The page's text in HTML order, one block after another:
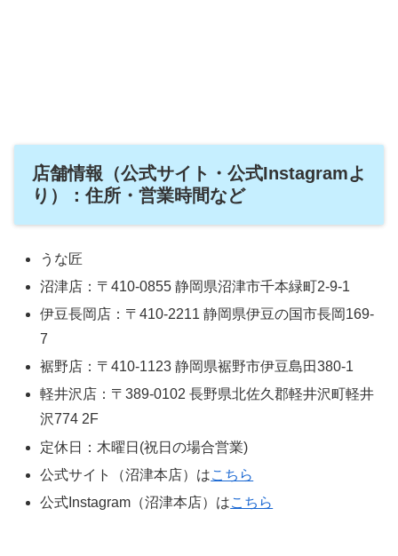
店舗情報（公式サイト・公式Instagramよ
り）：住所・営業時間など
うな匠
沼津店：〒410-0855 静岡県沼津市千本緑町2-9-1
伊豆長岡店：〒410-2211 静岡県伊豆の国市長岡169-
7
裾野店：〒410-1123 静岡県裾野市伊豆島田380-1
軽井沢店：〒389-0102 長野県北佐久郡軽井沢町軽井
沢774 2F
定休日：木曜日(祝日の場合営業)
公式サイト（沼津本店）はこちら
公式Instagram（沼津本店）はこちら